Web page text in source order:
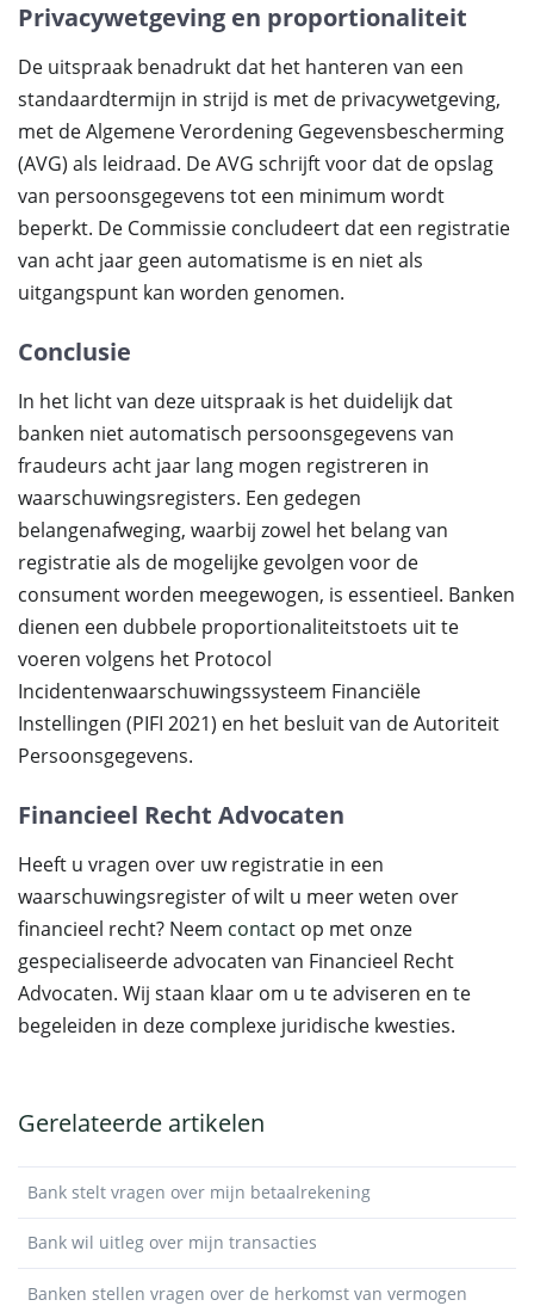
Privacywetgeving en proportionaliteit
De uitspraak benadrukt dat het hanteren van een
standaardtermijn in strijd is met de privacywetgeving,
met de Algemene Verordening Gegevensbescherming
(AVG) als leidraad. De AVG schrijft voor dat de opslag
van persoonsgegevens tot een minimum wordt
beperkt. De Commissie concludeert dat een registratie
van acht jaar geen automatisme is en niet als
uitgangspunt kan worden genomen.
Conclusie
In het licht van deze uitspraak is het duidelijk dat
banken niet automatisch persoonsgegevens van
fraudeurs acht jaar lang mogen registreren in
waarschuwingsregisters. Een gedegen
belangenafweging, waarbij zowel het belang van
registratie als de mogelijke gevolgen voor de
consument worden meegewogen, is essentieel. Banken
dienen een dubbele proportionaliteitstoets uit te
voeren volgens het Protocol
Incidentenwaarschuwingssysteem Financiële
Instellingen (PIFI 2021) en het besluit van de Autoriteit
Persoonsgegevens.
Financieel Recht Advocaten
Heeft u vragen over uw registratie in een
waarschuwingsregister of wilt u meer weten over
financieel recht? Neem contact op met onze
gespecialiseerde advocaten van Financieel Recht
Advocaten. Wij staan klaar om u te adviseren en te
begeleiden in deze complexe juridische kwesties.
Gerelateerde artikelen
Bank stelt vragen over mijn betaalrekening
Bank wil uitleg over mijn transacties
Banken stellen vragen over de herkomst van vermogen